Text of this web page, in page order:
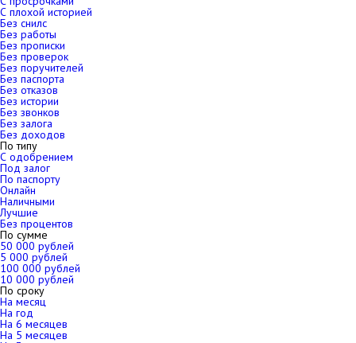
С плохой историей
Без снилс
Без работы
Без прописки
Без проверок
Без поручителей
Без паспорта
Без отказов
Без истории
Без звонков
Без залога
Без доходов
По типу
С одобрением
Под залог
По паспорту
Онлайн
Наличными
Лучшие
Без процентов
По сумме
50 000 рублей
5 000 рублей
100 000 рублей
10 000 рублей
По сроку
На месяц
На год
На 6 месяцев
На 5 месяцев